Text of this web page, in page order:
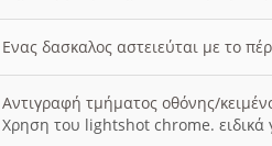
Ενας δασκαλος αστειεύται με το
Αντιγραφή τμήματος οθόνης/
Χρηση του lightshot chrome. ειδικά